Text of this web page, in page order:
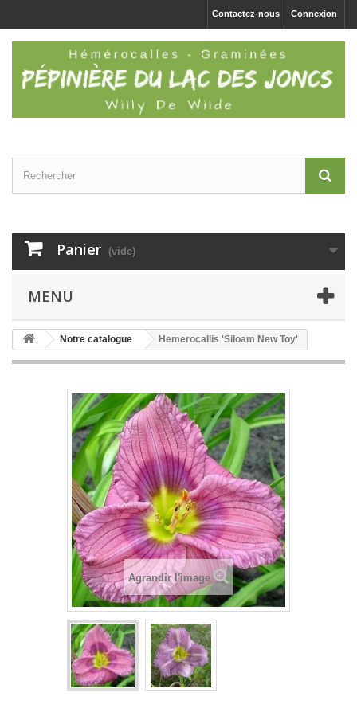
Connexion
Contactez-nous
Panier (vide)
MENU
Notre catalogue Hemerocallis 'Siloam New Toy'
Agrandir l'image